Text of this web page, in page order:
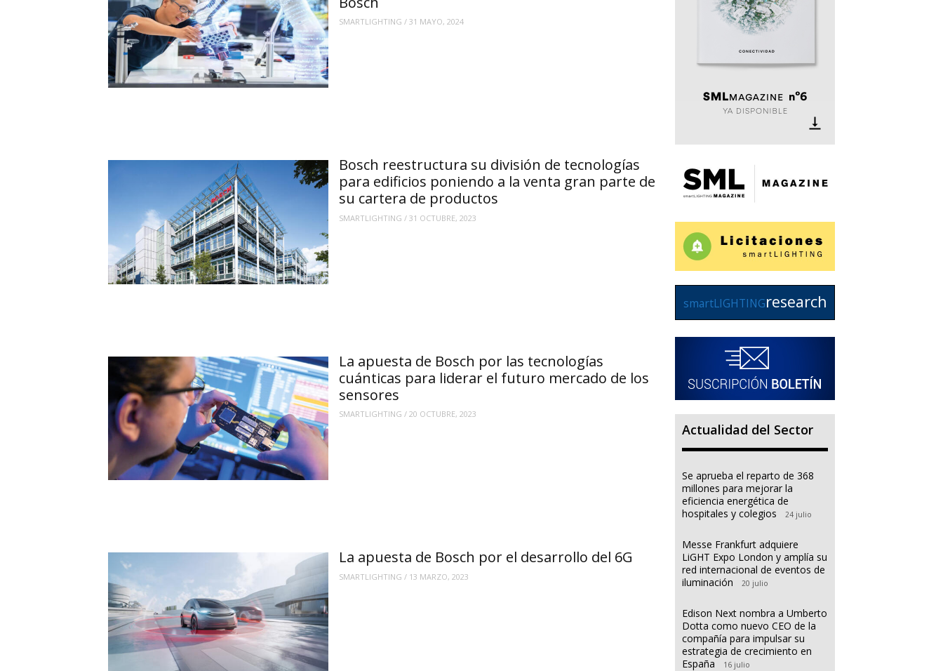
SMARTLIGHTING / 31 MAYO, 2024
Bosch reestructura su división de tecnologías
para edificios poniendo a la venta gran parte de
su cartera de productos
SMARTLIGHTING / 31 OCTUBRE, 2023
La apuesta de Bosch por las tecnologías
cuánticas para liderar el futuro mercado de los
sensores
SMARTLIGHTING / 20 OCTUBRE, 2023
La apuesta de Bosch por el desarrollo del 6G
SMARTLIGHTING / 13 MARZO, 2023
smartLIGHTINGresearch
Actualidad del Sector
Se aprueba el reparto de 368
millones para mejorar la
eficiencia energética de
hospitales y colegios
24 julio
Messe Frankfurt adquiere
LiGHT Expo London y amplía su
red internacional de eventos de
iluminación
20 julio
Edison Next nombra a Umberto
Dotta como nuevo CEO de la
compañía para impulsar su
estrategia de crecimiento en
España
16 julio